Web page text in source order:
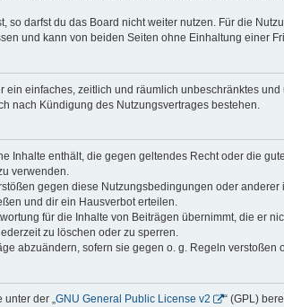
so darfst du das Board nicht weiter nutzen. Für die
und kann von beiden Seiten ohne Einhaltung einer
einfaches, zeitlich und räumlich unbeschränktes
nach Kündigung des Nutzungsvertrages bestehen.
Inhalte enthält, die gegen geltendes Recht oder die
verwenden.
gegen diese Nutzungsbedingungen oder
und dir ein Hausverbot erteilen.
für die Inhalte von Beiträgen übernimmt, die er
zu löschen oder zu sperren.
abzuändern, sofern sie gegen o. g. Regeln
unter der „GNU General Public License v2 “ (GPL)